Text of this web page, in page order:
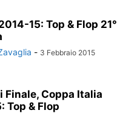
15: Top & Flop 21°
- 3 Febbraio 2015
Finale, Coppa Italia
Top & Flop